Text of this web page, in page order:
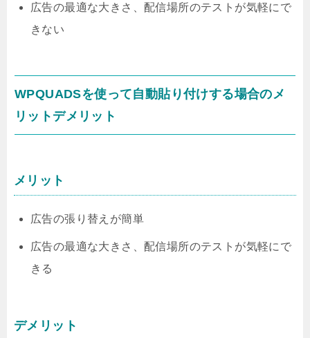
広告の最適な大きさ、配信場所のテストが気軽にで
きない
WPQUADSを使って自動貼り付けする場合のメ
リットデメリット
メリット
広告の張り替えが簡単
広告の最適な大きさ、配信場所のテストが気軽にで
きる
デメリット